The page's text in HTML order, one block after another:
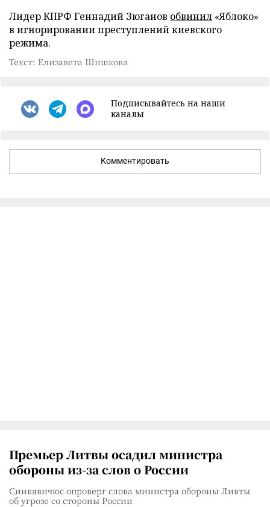
Лидер КПРФ Геннадий Зюганов обвинил «Яблоко»
в игнорировании преступлений киевского
режима.
Текст: Елизавета Шишкова
Подписывайтесь на наши
каналы
Комментировать
Премьер Литвы осадил министра
обороны из-за слов о России
Синкявичюс опроверг слова министра обороны Ливты
об угрозе со стороны России